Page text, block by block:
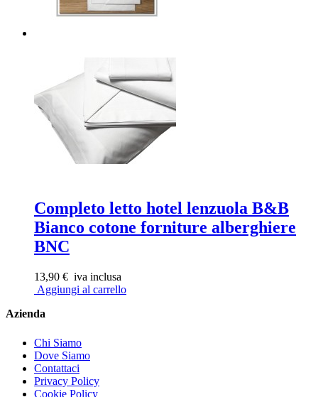
Completo letto hotel lenzuola B&B
Bianco cotone forniture alberghiere
BNC
13,90 € iva inclusa
Aggiungi al carrello
Azienda
Chi Siamo
Dove Siamo
Contattaci
Privacy Policy
Cookie Policy